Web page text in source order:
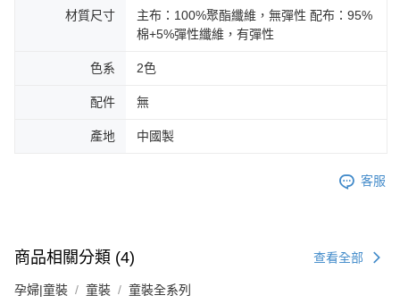
材質尺寸
主布：100%聚酯纖維，無彈性 配布：95%
棉+5%彈性纖維，有彈性
色系 2色
配件 無
產地 中國製
客服
商品相關分類 (4) 查看全部
孕婦|童裝 童裝 童裝全系列